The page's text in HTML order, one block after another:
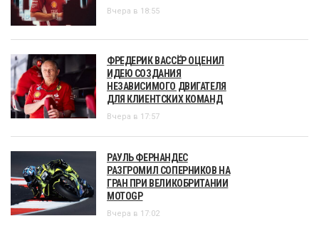
Вчера в 18:55
ФРЕДЕРИК ВАССЁР ОЦЕНИЛ
ИДЕЮ СОЗДАНИЯ
НЕЗАВИСИМОГО ДВИГАТЕЛЯ
ДЛЯ КЛИЕНТСКИХ КОМАНД
Вчера в 17:57
РАУЛЬ ФЕРНАНДЕС
РАЗГРОМИЛ СОПЕРНИКОВ НА
ГРАН ПРИ ВЕЛИКОБРИТАНИИ
MOTOGP
Вчера в 17:02